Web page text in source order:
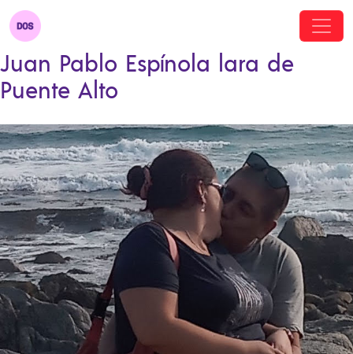
Juan Pablo Espínola lara de
Puente Alto